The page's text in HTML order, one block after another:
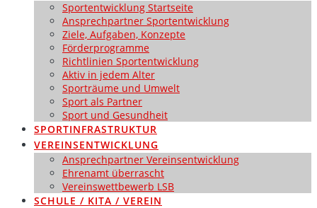
Sportentwicklung Startseite
Ansprechpartner Sportentwicklung
Ziele, Aufgaben, Konzepte
Förderprogramme
Richtlinien Sportentwicklung
Aktiv in jedem Alter
Sporträume und Umwelt
Sport als Partner
Sport und Gesundheit
SPORTINFRASTRUKTUR
VEREINSENTWICKLUNG
Ansprechpartner Vereinsentwicklung
Ehrenamt überrascht
Vereinswettbewerb LSB
SCHULE / KITA / VEREIN